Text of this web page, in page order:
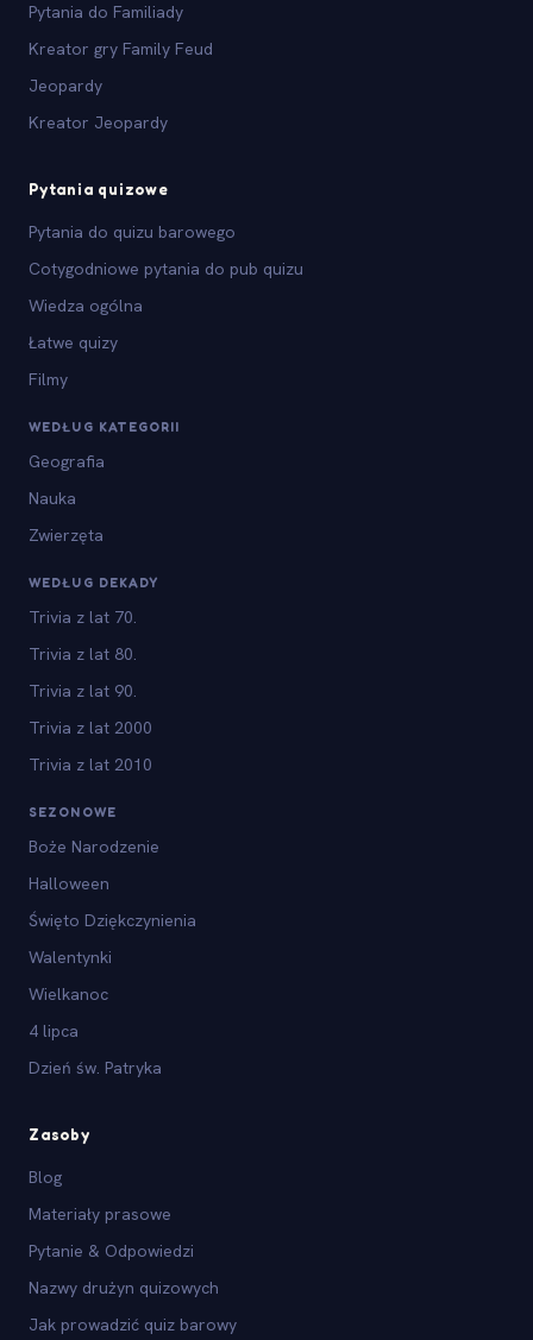
Pytania do Familiady
Kreator gry Family Feud
Jeopardy
Kreator Jeopardy
Pytania quizowe
Pytania do quizu barowego
Cotygodniowe pytania do pub quizu
Wiedza ogólna
Łatwe quizy
Filmy
WEDŁUG KATEGORII
Geografia
Nauka
Zwierzęta
WEDŁUG DEKADY
Trivia z lat 70.
Trivia z lat 80.
Trivia z lat 90.
Trivia z lat 2000
Trivia z lat 2010
SEZONOWE
Boże Narodzenie
Halloween
Święto Dziękczynienia
Walentynki
Wielkanoc
4 lipca
Dzień św. Patryka
Zasoby
Blog
Materiały prasowe
Pytanie & Odpowiedzi
Nazwy drużyn quizowych
Jak prowadzić quiz barowy